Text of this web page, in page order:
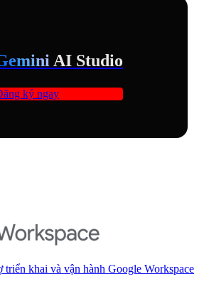
AI Studio
ký ngay
triển khai và vận hành Google Workspace